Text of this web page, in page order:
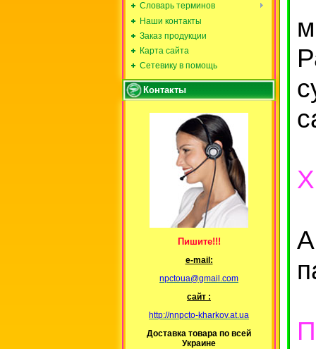
Словарь терминов
Наши контакты
Заказ продукции
Карта сайта
Сетевику в помощь
Контакты
Пишите!!!
е-mail:
npctoua@gmail.com
сайт :
http://nnpcto-kharkov.at.ua
Доставка товара по всей
Украине